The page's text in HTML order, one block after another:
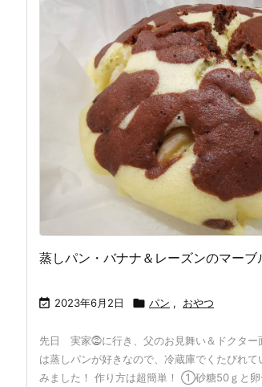
蒸しパン・バナナ＆レーズンのマーブ
 2023年6月2日  パン , おやつ
先日 実家⓶に行き、父のお見舞い＆ドクター
は蒸しパンが好きなので、冷蔵庫でくたびれ
みました！ 作り方は超簡単！ ①砂糖50ｇと卵